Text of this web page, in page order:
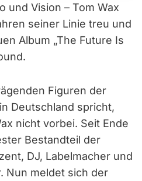
und Vision – Tom Wax
seiner Linie treu und
Album „The Future Is
Figuren der
Deutschland spricht,
nicht vorbei. Seit Ende
Bestandteil der
DJ, Labelmacher und
Nun meldet sich der